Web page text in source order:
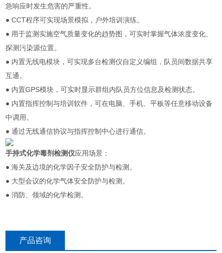
急响应时发生危害的严重性。
● CCT程序可实现场景模拟，户外培训演练。
● 用于监测实施空气质量变化的趋势图，可实时掌握气体浓度变化、
探测污染源位置。
● 内置无线电模块，可实现多台检测仪自定义编组，队员间数据共享
互通。
● 内置GPS模块，可实时显示群组内队员方位信息及检测状态。
● 内置指挥控制与培训软件，可在电脑、手机、平板等任意移动设备
中调用。
● 通过无线通信协议与指挥控制中心进行通信。
手持式化学毒剂检测仪应用场景：
● 海关及边境的化学因子安全防护与检测。
● 大型会议的化学气体安全防护与检测。
● 消防、领域的化学检测。
产品咨询